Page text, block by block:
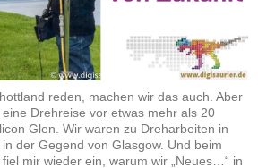
reden, machen wir das auch. Aber
Drehreise vor etwas mehr als 20
Glen. Wir waren zu Dreharbeiten in
der Gegend von Glasgow. Und beim
mir wieder ein, warum wir „Neues…“ in